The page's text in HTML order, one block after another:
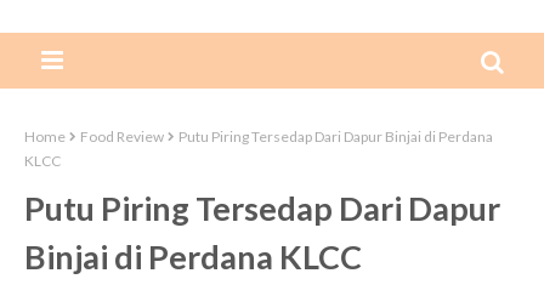
Home Food Review
Putu Piring Tersedap Dari Dapur Binjai di Perdana
KLCC
Putu Piring Tersedap Dari Dapur
Binjai di Perdana KLCC